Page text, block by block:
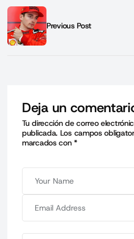
Previous Post
Deja un
Tu dirección de correo
publicada. Los campos
marcados con*